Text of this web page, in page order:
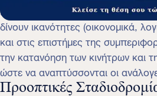
Να εκπαιδευτεί τόσο στις
δίνουν ικανότητες (οικονομικά,
και στις επιστήμες της
την κατανόηση των κινήτρων και
ώστε να αναπτύσσονται οι
Προοπτικές